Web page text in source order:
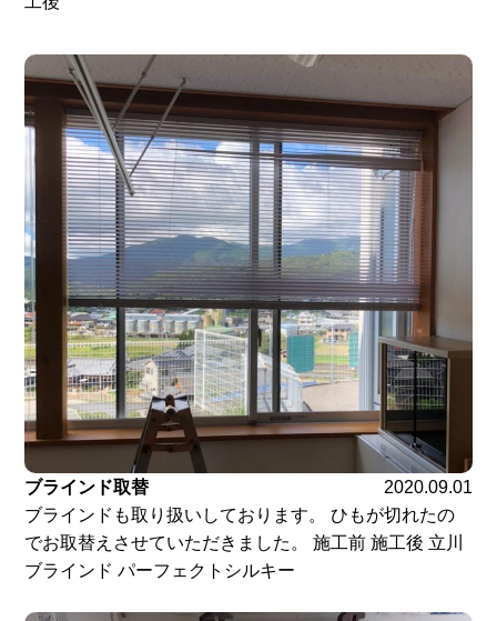
ブラインド取替
2020.09.01
ブラインドも取り扱いしております。 ひもが切れたの
でお取替えさせていただきました。 施工前 施工後 立川
ブラインド パーフェクトシルキー